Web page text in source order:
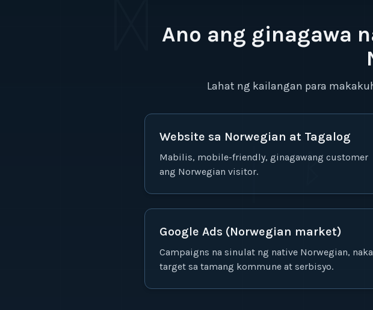
ᛁ ᛒ
Ano ang ginagawa
Lahat ng kailangan para
Website sa Norwegian at Tagalog
Mabilis, mobile-friendly, ginagawang customer
ang Norwegian visitor.
Google Ads (Norwegian market)
Campaigns na sinulat ng native Norwegian,
target sa tamang kommune at serbisyo.